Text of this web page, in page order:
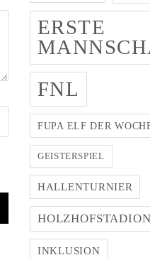
ERSTE
FNL
FUPA ELF DER
GEISTERSPIEL
HALLENTURNIER
HOLZHOFSTADION
INKLUSION